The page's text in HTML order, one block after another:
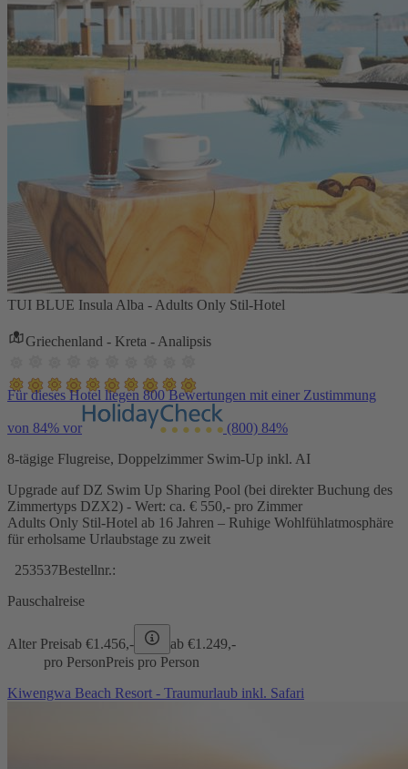
TUI BLUE Insula Alba - Adults Only Stil-Hotel
Griechenland - Kreta - Analipsis
Für dieses Hotel liegen 800 Bewertungen mit einer Zustimmung
von 84% vor (800) 84%
8-tägige Flugreise, Doppelzimmer Swim-Up inkl. AI
Upgrade auf DZ Swim Up Sharing Pool (bei direkter Buchung des
Zimmertyps DZX2) - Wert: ca. € 550,- pro Zimmer
Adults Only Stil-Hotel ab 16 Jahren – Ruhige Wohlfühlatmosphäre
für erholsame Urlaubstage zu zweit
253537Bestellnr.:
Pauschalreise
Alter Preisab €1.456,- ab €1.249,-
pro PersonPreis pro Person
Kiwengwa Beach Resort - Traumurlaub inkl. Safari